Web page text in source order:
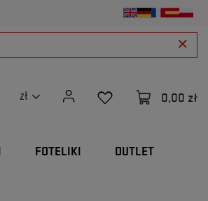
zł 0,00 zł
FOTELIKI OUTLET